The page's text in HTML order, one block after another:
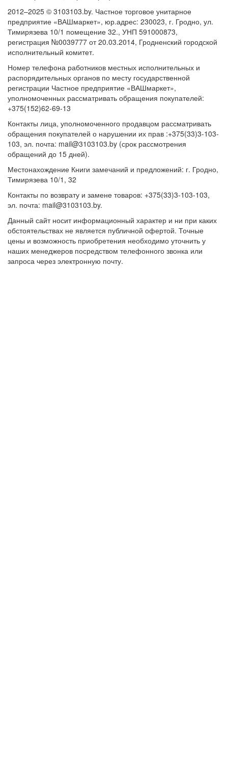
2012–2025 © 3103103.by. Частное торговое унитарное
предприятие «ВАШмаркет», юр.адрес: 230023, г. Гродно, ул.
Тимирязева 10/1 помещение 32., УНП 591000873,
регистрация №0039777 от 20.03.2014, Гродненский городской
исполнительный комитет.
Номер телефона работников местных исполнительных и
распорядительных органов по месту государственной
регистрации Частное предприятие «ВАШмаркет»,
уполномоченных рассматривать обращения покупателей:
+375(152)62-69-13
Контакты лица, уполномоченного продавцом рассматривать
обращения покупателей о нарушении их прав :+375(33)3-103-
103, эл. почта: mail@3103103.by (срок рассмотрения
обращений до 15 дней).
Местонахождение Книги замечаний и предложений: г. Гродно,
Тимирязева 10/1, 32
Контакты по возврату и замене товаров: +375(33)3-103-103,
эл. почта: mail@3103103.by.
Данный сайт носит информационный характер и ни при каких
обстоятельствах не является публичной офертой. Точные
цены и возможность приобретения необходимо уточнить у
наших менеджеров посредством телефонного звонка или
запроса через электронную почту.